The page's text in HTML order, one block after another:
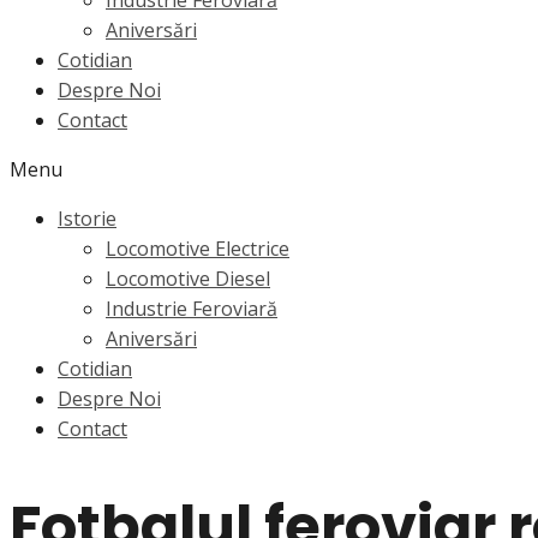
Aniversări
Cotidian
Despre Noi
Contact
Menu
Istorie
Locomotive Electrice
Locomotive Diesel
Industrie Feroviară
Aniversări
Cotidian
Despre Noi
Contact